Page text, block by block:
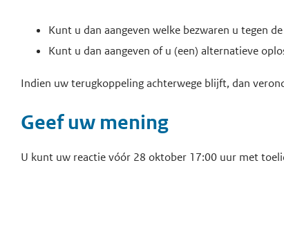
Kunt u dan aangeven welke bezwaren u tegen
Kunt u dan aangeven of u (een) alternatieve
Indien uw terugkoppeling achterwege blijft, dan
Geef uw mening
U kunt uw reactie vóór 28 oktober 17:00 uur met